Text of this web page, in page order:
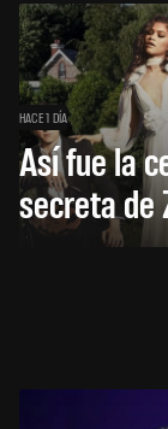
HACE 1 DÍA
Así fue la
secreta de